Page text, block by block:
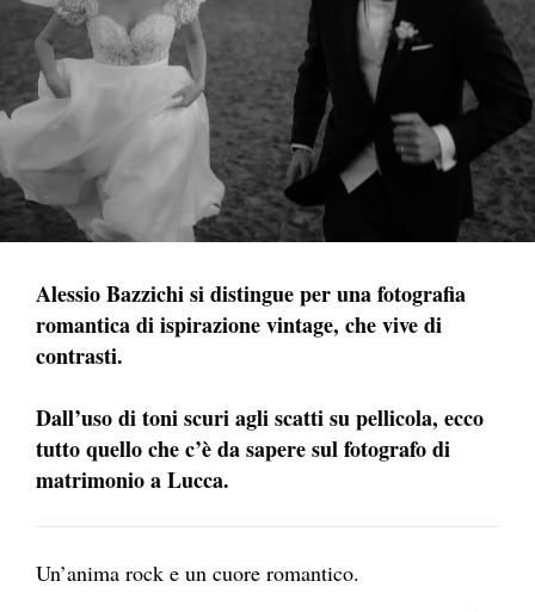
Alessio Bazzichi si distingue per una fotografia
romantica di ispirazione vintage, che vive di
contrasti.
Dall’uso di toni scuri agli scatti su pellicola, ecco
tutto quello che c’è da sapere sul fotografo di
matrimonio a Lucca.
Un’anima rock e un cuore romantico.